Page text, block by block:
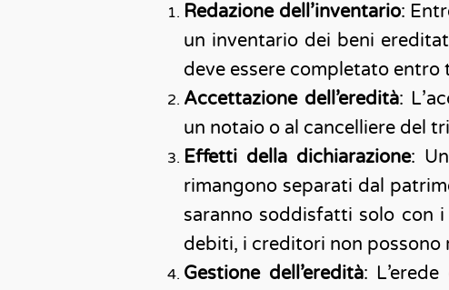
Redazione dell’inventario:
un inventario dei beni
deve essere completato entro
Accettazione dell’eredità:
un notaio o al cancelliere del
Effetti della dichiarazione:
rimangono separati dal
saranno soddisfatti solo con
debiti, i creditori non possono
Gestione dell’eredità: